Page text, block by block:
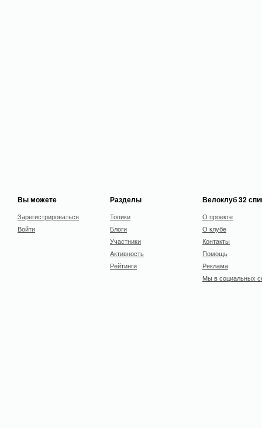
Вы можете
Зарегистрироваться
Войти
Разделы
Топики
Блоги
Участники
Активность
Рейтинги
Велоклуб 32
О проекте
О клубе
Контакты
Помощь
Реклама
Мы в социальных